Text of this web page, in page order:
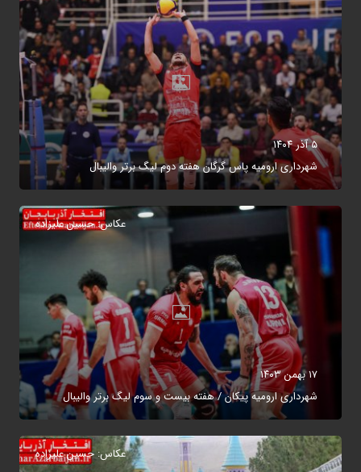
۵ آذر ۱۴۰۴
شهرداری ارومیه پاس گرگان هفته دوم لیگ برتر والیبال
۱۷ بهمن ۱۴۰۳
شهرداری ارومیه پیکان / هفته بیست و سوم لیگ برتر والیبال
عکاس: حسین علیزاده
عکاس: حسین علیزاده